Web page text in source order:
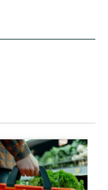
Milei celebra la
de tendencia con